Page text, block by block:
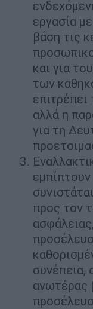
εργασία
βάση τις
και για
των
αλλά η
για τη
προς τον
συνέπεια,
ανωτέρας